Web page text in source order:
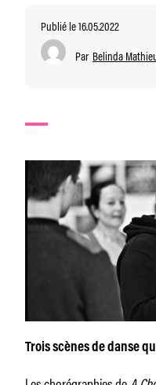
Publié le 16.05.2022
Par Belinda
Trois scènes de danse